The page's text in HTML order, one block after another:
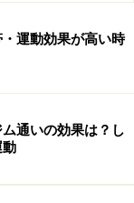
ット……姿勢
るため、硬くな
後傾状態となり
運動効果が高い時
通いの効果は？し
動